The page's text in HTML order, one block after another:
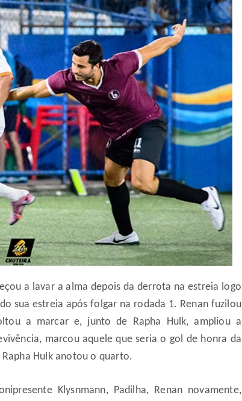
çou a lavar a alma depois da derrota na estreia logo
sua estreia após folgar na rodada 1. Renan fuzilou
a marcar e, junto de Rapha Hulk, ampliou a
ência, marcou aquele que seria o gol de honra da
Hulk anotou o quarto.
Klysnmann, Padilha, Renan novamente,